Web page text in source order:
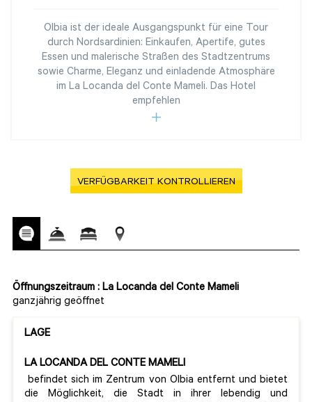
Olbia ist der ideale Ausgangspunkt für eine Tour
durch Nordsardinien: Einkaufen, Apertife, gutes
Essen und malerische Straßen des Stadtzentrums
sowie Charme, Eleganz und einladende Atmosphäre
im La Locanda del Conte Mameli. Das Hotel
empfehlen
VERFÜGBARKEIT KONTROLLIEREN
Öffnungszeitraum : La Locanda del Conte Mameli
ganzjährig geöffnet
LAGE
LA LOCANDA DEL CONTE MAMELI
befindet sich im Zentrum von Olbia entfernt und bietet
die Möglichkeit, die Stadt in ihrer lebendig und